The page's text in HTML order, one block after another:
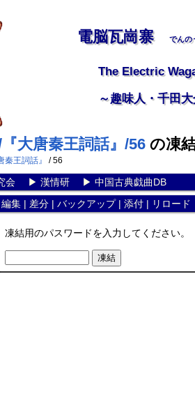
電脳瓦崗寨 でんの
The Electric
～趣味人・千田
大唐秦王詞話』/56 の凍
秦王詞話』 / 56
会▶ 漢情研▶ 中国古典戯曲DB
編集| 差分| バックアップ| 添付| リロード
凍結用のパスワードを入力してください。